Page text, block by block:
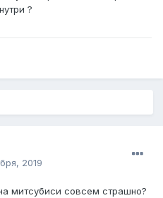
?
2019
митсубиси совсем страшно?